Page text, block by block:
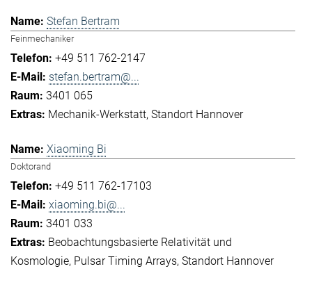
Stefan Bertram
Feinmechaniker
+49 511 762-2147
stefan.bertram@...
3401 065
Mechanik-Werkstatt Standort Hannover
Xiaoming Bi
Doktorand
+49 511 762-17103
xiaoming.bi@...
3401 033
Beobachtungsbasierte Relativität und
Kosmologie Pulsar Timing Arrays Standort Hannover